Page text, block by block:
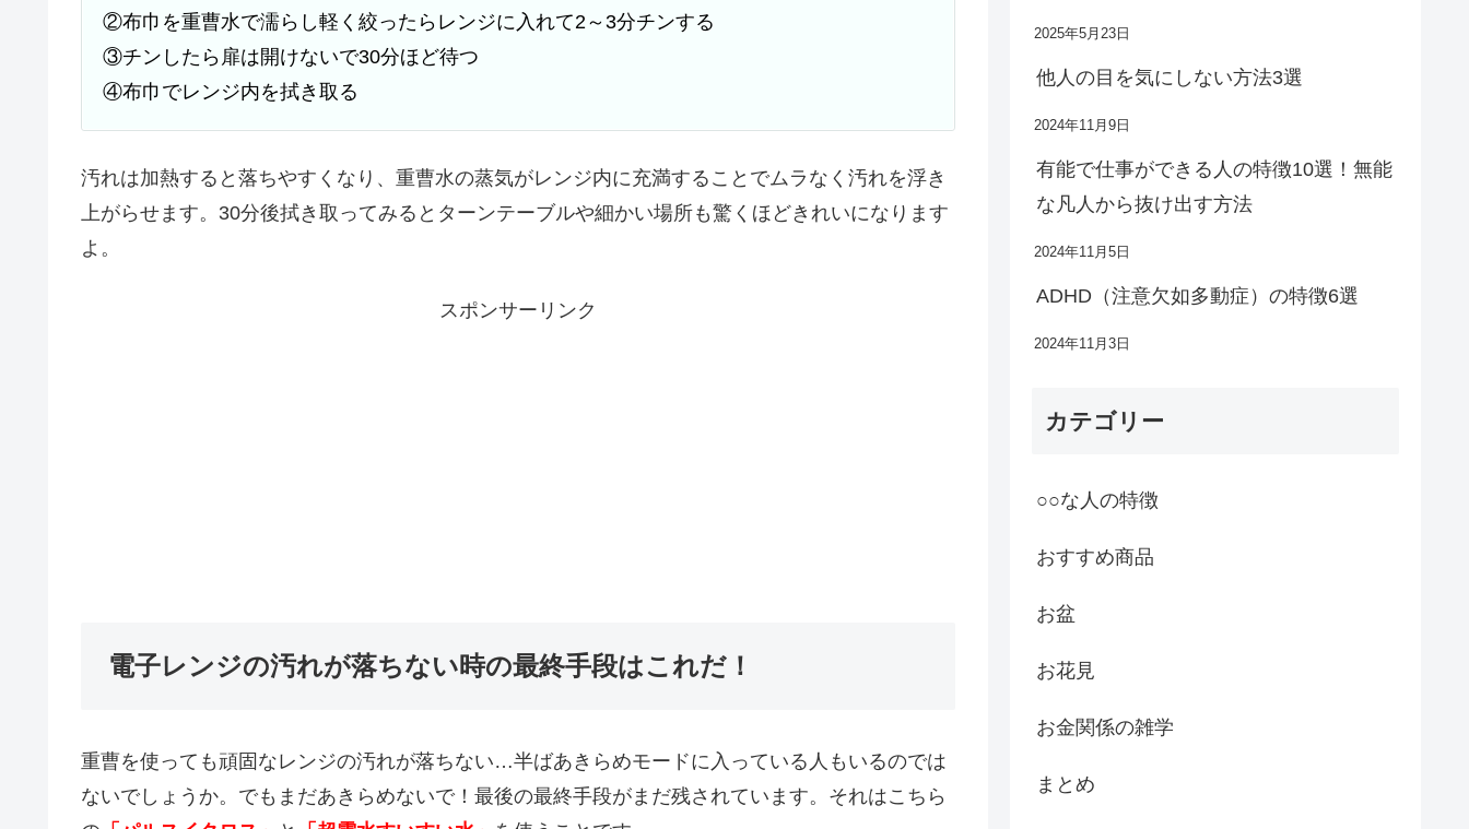
②布巾を重曹水で濡らし軽く絞ったらレンジに入れて2～3分チンする
③チンしたら扉は開けないで30分ほど待つ
④布巾でレンジ内を拭き取る
汚れは加熱すると落ちやすくなり、重曹水の蒸気がレンジ内に充満することでムラなく汚れを浮き
上がらせます。30分後拭き取ってみるとターンテーブルや細かい場所も驚くほどきれいになります
よ。
スポンサーリンク
電子レンジの汚れが落ちない時の最終手段はこれだ！
重曹を使っても頑固なレンジの汚れが落ちない…半ばあきらめモードに入っている人もいるのでは
ないでしょうか。でもまだあきらめないで！最後の最終手段がまだ残されています。それはこちら
2025年5月23日
他人の目を気にしない方法3選
2024年11月9日
有能で仕事ができる人の特徴10選！無能
な凡人から抜け出す方法
2024年11月5日
ADHD（注意欠如多動症）の特徴6選
2024年11月3日
カテゴリー
○○な人の特徴
おすすめ商品
お盆
お花見
お金関係の雑学
まとめ